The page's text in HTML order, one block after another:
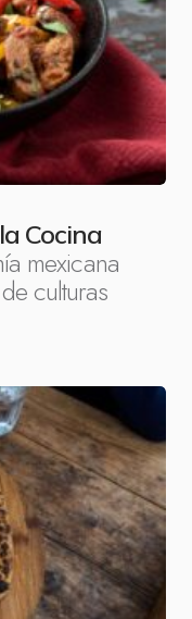
Cocina
mexicana
culturas